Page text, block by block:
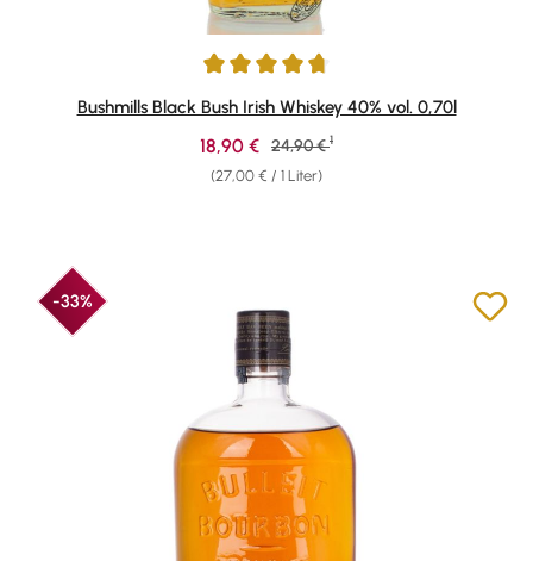
Durchschnittliche Bewertung von 4.84 von 5 Sternen
Bushmills Black Bush Irish Whiskey 40% vol. 0,70l
(27,00 € / 1 Liter)
Verkaufspreis:
18,90 € Regulärer Preis:
24,90 € 1
-33%